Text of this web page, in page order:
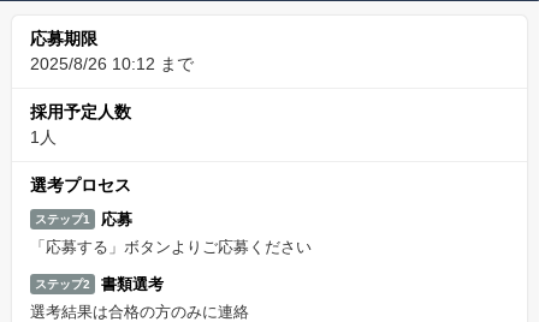
応募期限
2025/8/26 10:12 まで
採用予定人数
1人
選考プロセス
ステップ1
応募
「応募する」ボタンよりご応募ください
ステップ2
書類選考
選考結果は合格の方のみに連絡